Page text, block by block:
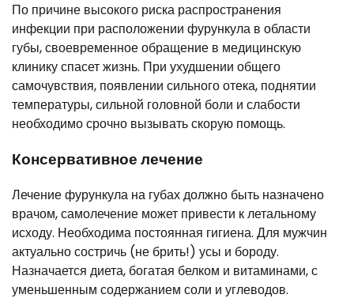
По причине высокого риска распространения
инфекции при расположении фурункула в области
губы, своевременное обращение в медицинскую
клинику спасет жизнь. При ухудшении общего
самочувствия, появлении сильного отека, поднятии
температуры, сильной головной боли и слабости
необходимо срочно вызывать скорую помощь.
Консервативное лечение
Лечение фурункула на губах должно быть назначено
врачом, самолечение может привести к летальному
исходу. Необходима постоянная гигиена. Для мужчин
актуально состричь (не брить!) усы и бороду.
Назначается диета, богатая белком и витаминами, с
уменьшенным содержанием соли и углеводов.